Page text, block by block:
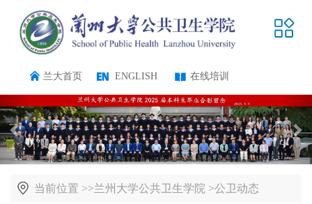
在线培训
ENGLISH
兰大首页
当前位置 >>兰州大学公共卫生学院 >公卫动态